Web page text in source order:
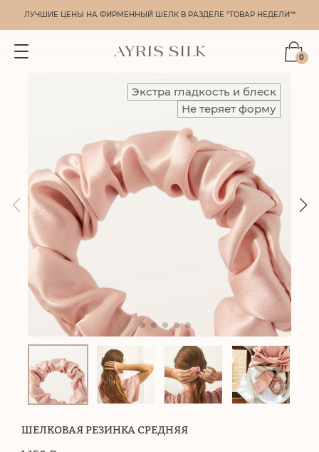
ЛУЧШИЕ ЦЕНЫ НА ФИРМЕННЫЙ ШЕЛК В РАЗДЕЛЕ "ТОВАР НЕДЕЛИ"*
0
Экстра гладкость и блеск
Не теряет форму
ШЕЛКОВАЯ РЕЗИНКА СРЕДНЯЯ